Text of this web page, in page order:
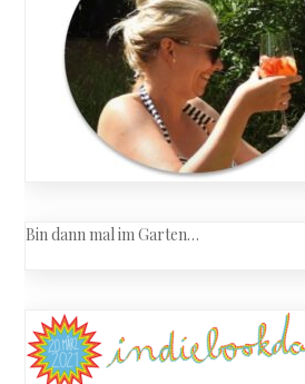
Bin dann mal im Garten…